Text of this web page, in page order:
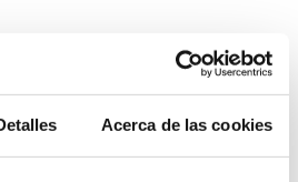
Acerca de las cookies
asesoramiento integral en